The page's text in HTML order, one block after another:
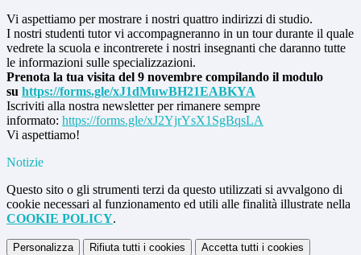
Vi aspettiamo per mostrare i nostri quattro indirizzi di studio.
I nostri studenti tutor vi accompagneranno in un tour durante il quale
vedrete la scuola e incontrerete i nostri insegnanti che daranno tutte
le informazioni sulle specializzazioni.
Prenota la tua visita del 9 novembre compilando il modulo
su https://forms.gle/xJ1dMuwBH21EABKYA
Iscriviti alla nostra newsletter per rimanere sempre
informato: https://forms.gle/xJ2YjrYsX1SgBqsLA
Vi aspettiamo!
Notizie
Questo sito o gli strumenti terzi da questo utilizzati si avvalgono di
cookie necessari al funzionamento ed utili alle finalità illustrate nella
COOKIE POLICY.
Personalizza Rifiuta tutti i cookies Accetta tutti i cookies